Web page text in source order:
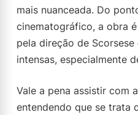
mais nuanceada. Do
cinematográfico, a obra
pela direção de
intensas, especialmente
Vale a pena assistir com
entendendo que se trata